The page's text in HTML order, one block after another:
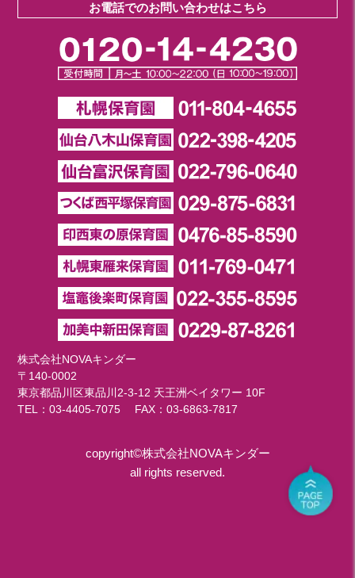
お電話でのお問い合わせはこちら
株式会社NOVAキンダー
〒140-0002
東京都品川区東品川2-3-12 天王洲ベイタワー 10F
TEL：03-4405-7075 FAX：03-6863-7817
copyright©株式会社NOVAキンダー
all rights reserved.